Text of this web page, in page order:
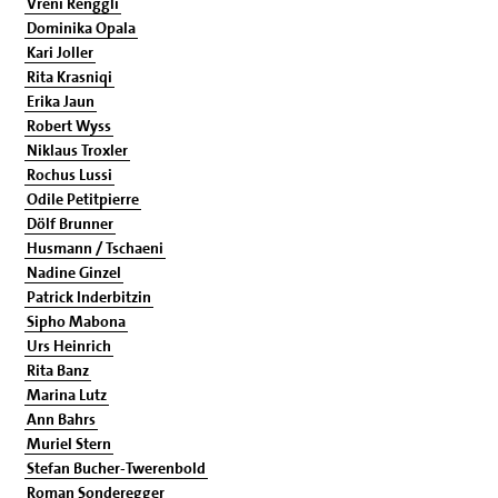
Dominika Opala
Kari Joller
Rita Krasniqi
Erika Jaun
Robert Wyss
Niklaus Troxler
Rochus Lussi
Odile Petitpierre
Dölf Brunner
Husmann / Tschaeni
Nadine Ginzel
Patrick Inderbitzin
Sipho Mabona
Urs Heinrich
Rita Banz
Marina Lutz
Ann Bahrs
Muriel Stern
Stefan Bucher-Twerenbold
Roman Sonderegger